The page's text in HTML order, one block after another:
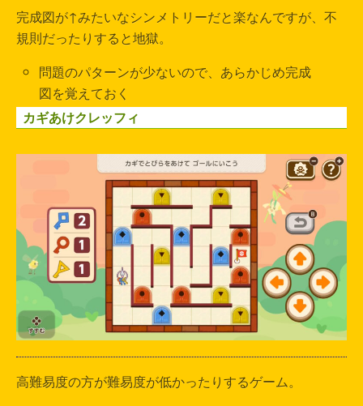
完成図が↑みたいなシンメトリーだと楽なんですが、不
規則だったりすると地獄。
問題のパターンが少ないので、あらかじめ完成
図を覚えておく
カギあけクレッフィ
高難易度の方が難易度が低かったりするゲーム。